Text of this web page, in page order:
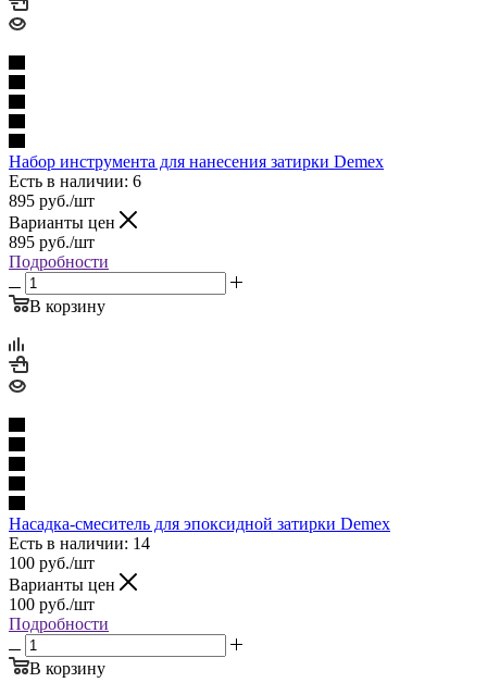
Набор инструмента для нанесения затирки Demex
Есть в наличии: 6
895 руб./шт
Варианты цен
895 руб./шт
Подробности
В корзину
Насадка-смеситель для эпоксидной затирки Demex
Есть в наличии: 14
100 руб./шт
Варианты цен
100 руб./шт
Подробности
В корзину